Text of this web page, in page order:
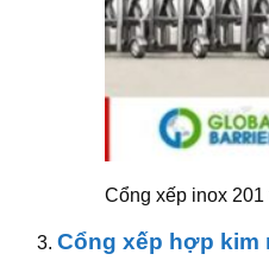
Cổng xếp inox
Cổng xếp hợp kim